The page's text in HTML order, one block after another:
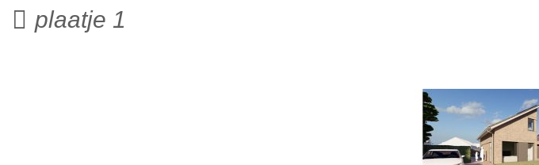
plaatje 1